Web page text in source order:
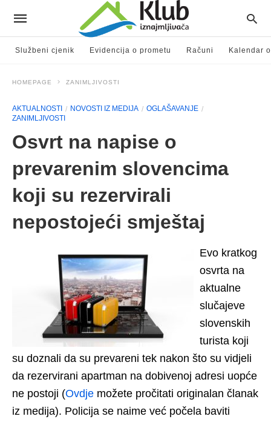
Službeni cjenik Evidencija o prometu Računi Kalendar
HOMEPAGE ZANIMLJIVOSTI
AKTUALNOSTI NOVOSTI IZ MEDIJA
OGLAŠAVANJE
ZANIMLJIVOSTI
Osvrt na napise o
prevarenim slovencima
koji su rezervirali
nepostojeći smještaj
Evo kratkog
osvrta na
aktualne
slučajeve
slovenskih
turista koji
su doznali da su prevareni tek nakon što su vidjeli
da rezervirani apartman na dobivenoj adresi uopće
ne postoji (Ovdje možete pročitati originalan članak
iz medija). Policija se naime već počela baviti